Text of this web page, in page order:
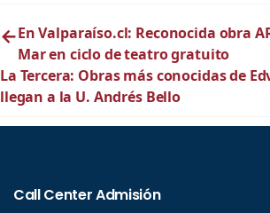
←En Valparaíso.cl: Reconocida obra
Mar en ciclo de teatro gratuito
La Tercera: Obras más conocidas de
llegan a la U. Andrés Bello